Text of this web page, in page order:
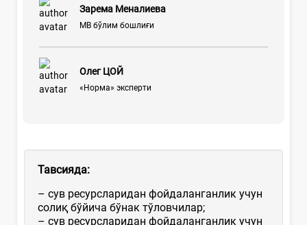
Зарема Меналиева
МВ бўлим бошлиғи
Олег ЦОЙ
«Норма» эксперти
Тавсияда:
– сув ресурсларидан фойдаланганлик учун
солиқ бўйича бўнак тўловчилар;
– сув ресурсларидан фойдаланганлик учун